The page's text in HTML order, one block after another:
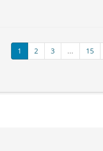
1 2 3 ... 15